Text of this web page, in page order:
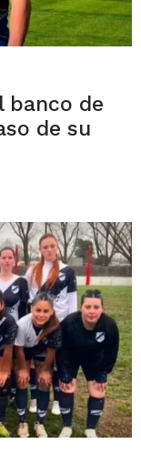
banco de
de su